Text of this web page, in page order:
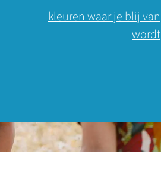
kleuren waar je blij van
wordt